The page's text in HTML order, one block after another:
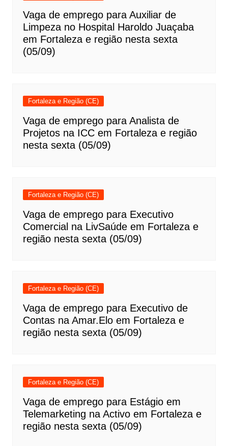
Vaga de emprego para Auxiliar de
Limpeza no Hospital Haroldo Juaçaba
em Fortaleza e região nesta sexta
(05/09)
Fortaleza e Região (CE)
Vaga de emprego para Analista de
Projetos na ICC em Fortaleza e região
nesta sexta (05/09)
Fortaleza e Região (CE)
Vaga de emprego para Executivo
Comercial na LivSaúde em Fortaleza e
região nesta sexta (05/09)
Fortaleza e Região (CE)
Vaga de emprego para Executivo de
Contas na Amar.Elo em Fortaleza e
região nesta sexta (05/09)
Fortaleza e Região (CE)
Vaga de emprego para Estágio em
Telemarketing na Activo em Fortaleza e
região nesta sexta (05/09)